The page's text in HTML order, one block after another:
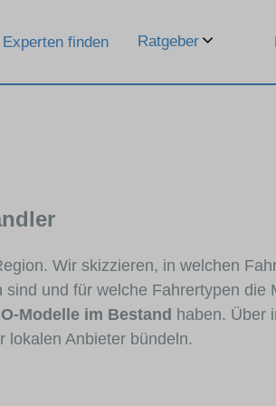
Experten finden Ratgeber
Wir skizzieren, in welchen
und für welche Fahrertypen die
Modelle im Bestand haben. Über
lokalen Anbieter bündeln.